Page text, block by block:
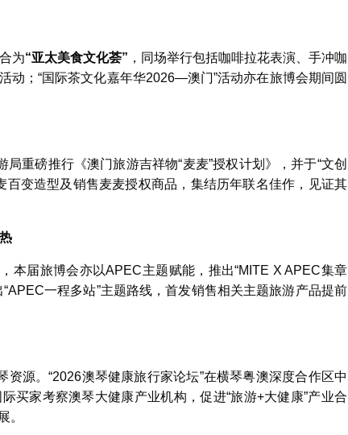
为“亚太美食文化荟” ，同场举行包括咖啡拉花表演、手冲咖
动；“国际茶文化嘉年华2026—澳门”活动亦在旅博会期间圆
重磅推行《澳门旅游吉祥物“麦麦”授权计划》，并于“文创
百变造型及销售麦麦授权商品，集结历年联名佳作，见证其
本届旅博会亦以APEC主题赋能，推出“MITE X APEC集章
一程多站”主题路线，首发销售相关主题旅游产品提前
资源。“2026澳琴健康旅行家论坛”在横琴粤澳深度合作区中
买家考察澳琴大健康产业机构，促进“旅游+大健康”产业合
。